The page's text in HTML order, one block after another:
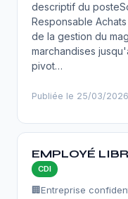
descriptif du
Responsable
de la gestion du
marchandises
pivot…
Publiée le 25/03/2026
EMPLOYÉ
CDI
🏢Entreprise